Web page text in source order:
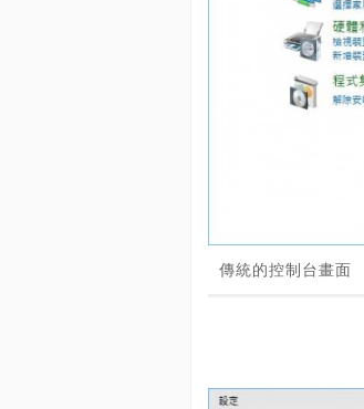
傳統的控制台畫面